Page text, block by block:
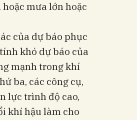
mưa lớn hoặc
của dự báo phục
khó dự báo của
mạnh trong khí
ba, các công cụ,
lực trình độ cao,
khí hậu làm cho